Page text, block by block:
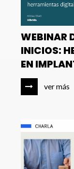
WEBINAR
INICIOS:
EN
ver más